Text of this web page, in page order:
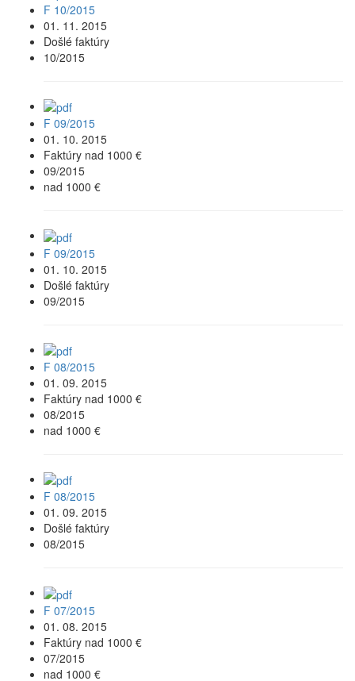
F 10/2015
01. 11. 2015
Došlé faktúry
10/2015
F 09/2015
01. 10. 2015
Faktúry nad 1000 €
09/2015
nad 1000 €
F 09/2015
01. 10. 2015
Došlé faktúry
09/2015
F 08/2015
01. 09. 2015
Faktúry nad 1000 €
08/2015
nad 1000 €
F 08/2015
01. 09. 2015
Došlé faktúry
08/2015
F 07/2015
01. 08. 2015
Faktúry nad 1000 €
07/2015
nad 1000 €